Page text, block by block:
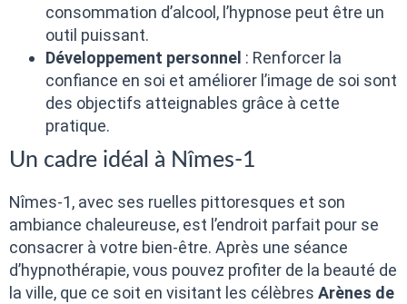
consommation d’alcool, l’hypnose peut être un
outil puissant.
Développement personnel : Renforcer la
confiance en soi et améliorer l’image de soi sont
des objectifs atteignables grâce à cette
pratique.
Un cadre idéal à Nîmes-1
Nîmes-1, avec ses ruelles pittoresques et son
ambiance chaleureuse, est l’endroit parfait pour se
consacrer à votre bien-être. Après une séance
d’hypnothérapie, vous pouvez profiter de la beauté de
la ville, que ce soit en visitant les célèbres Arènes de